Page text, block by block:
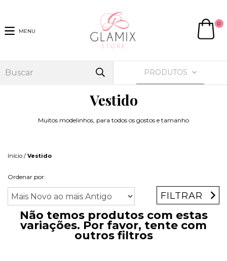
MENU
0
PRODUTOS
Vestido
Muitos modelinhos, para todos os gostos e tamanho
Início / Vestido
Ordenar por:
FILTRAR
Não temos produtos com estas
variações. Por favor, tente com
outros filtros